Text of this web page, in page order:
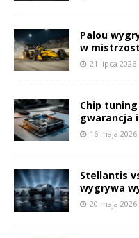
Palou
w
21 lipca 2026
Chip
gwarancja
16 maja 2026
Stellantis
wygrywa
20 maja 2026